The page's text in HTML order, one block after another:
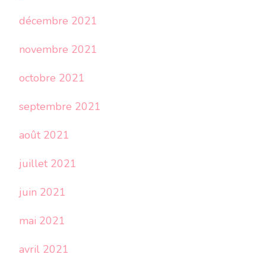
décembre 2021
novembre 2021
octobre 2021
septembre 2021
août 2021
juillet 2021
juin 2021
mai 2021
avril 2021